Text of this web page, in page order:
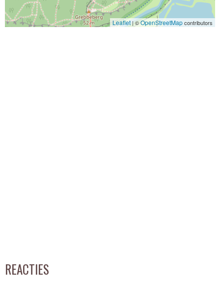
Leaflet| ©OpenStreetMapcontributors
REACTIES